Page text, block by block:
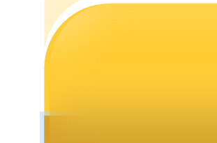
Launchpool
Flexibel insats för att tjäna populära tokens